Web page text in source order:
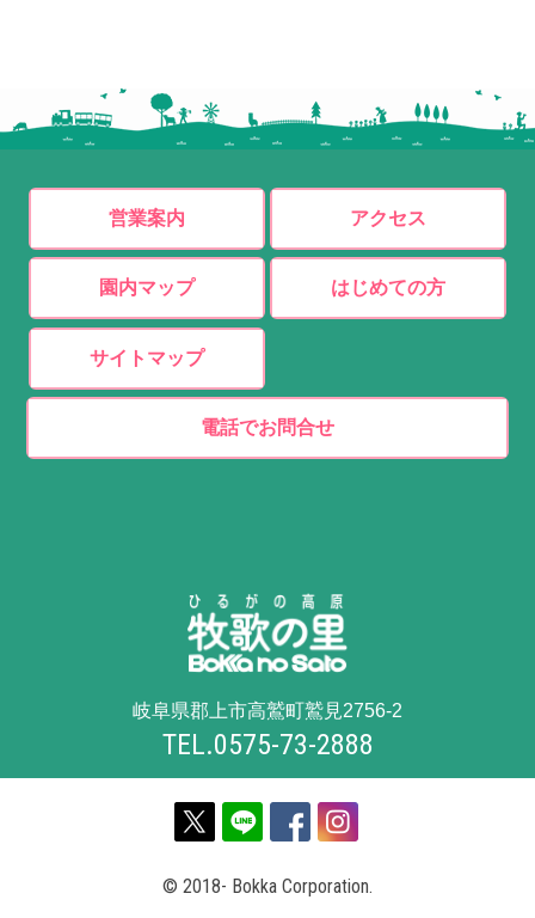
営業案内 アクセス
園内マップ はじめての方
サイトマップ
電話でお問合せ
岐阜県郡上市高鷲町鷲見2756-2
TEL.0575-73-2888
© 2018- Bokka Corporation.